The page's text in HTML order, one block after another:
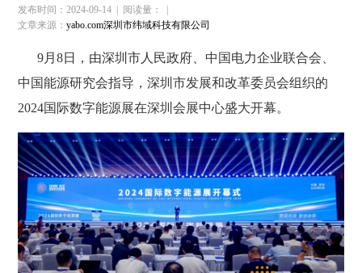
发布时间：2024-09-14 阅读量：
文章来源：yabo.com深圳市纬域科技有限公司
9月8日，由深圳市人民政府、中国电力企业联合会、
中国能源研究会指导，深圳市发展和改革委员会组织的
2024国际数字能源展在深圳会展中心盛大开幕。